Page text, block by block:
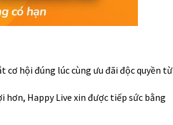
cơ hội đúng lúc cùng ưu đãi độc quyền từ
Happy Live xin được tiếp sức bằng